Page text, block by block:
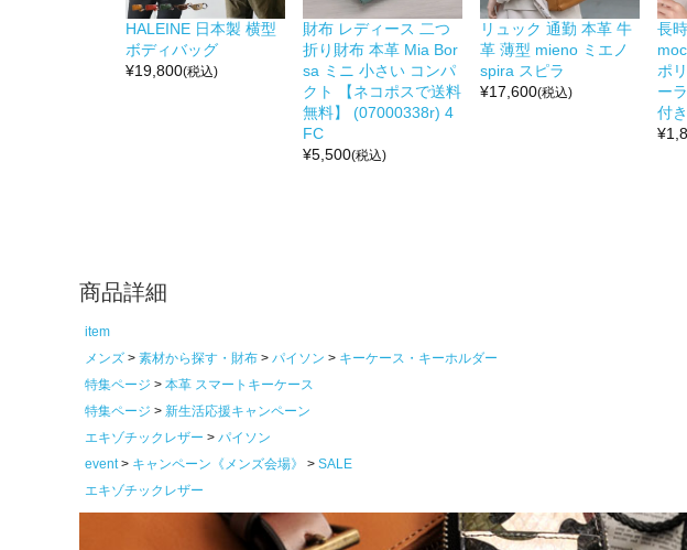
HALEINE 日本製 横型
ボディバッグ
¥19,800(税込)
財布 レディース 二つ
折り財布 本革 Mia Bor
sa ミニ 小さい コンパ
クト 【ネコポスで送料
無料】 (07000338r) 4
FC
¥5,500(税込)
リュック 通勤 本革 牛
革 薄型 mieno ミエノ
spira スピラ
¥17,600(税込)
長
ポ
ー
付
¥
商品詳細
item
メンズ
素材から探す・財布 パイソン
キーケース・キーホルダー
特集ページ
本革 スマートキーケース
特集ページ
新生活応援キャンペーン
エキゾチックレザー
パイソン
event
キャンペーン《メンズ会場》
SALE
エキゾチックレザー